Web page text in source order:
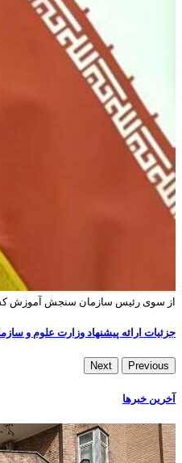
از سوی رئیس سازمان سنجش آموزش
جزئیات ارائه پیشنهاد وزارت علوم و
Previous
Next
آخرین خبرها